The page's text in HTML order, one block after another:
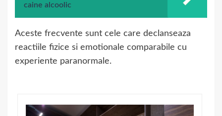
caine alcoolic
Aceste frecvente sunt cele care declanseaza
reactiile fizice si emotionale comparabile cu
experiente paranormale.